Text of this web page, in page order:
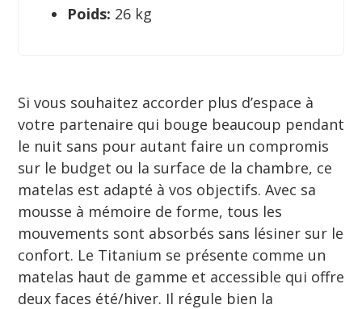
Poids: 26 kg
Si vous souhaitez accorder plus d’espace à
votre partenaire qui bouge beaucoup pendant
le nuit sans pour autant faire un compromis
sur le budget ou la surface de la chambre, ce
matelas est adapté à vos objectifs. Avec sa
mousse à mémoire de forme, tous les
mouvements sont absorbés sans lésiner sur le
confort. Le Titanium se présente comme un
matelas haut de gamme et accessible qui offre
deux faces été/hiver. Il régule bien la